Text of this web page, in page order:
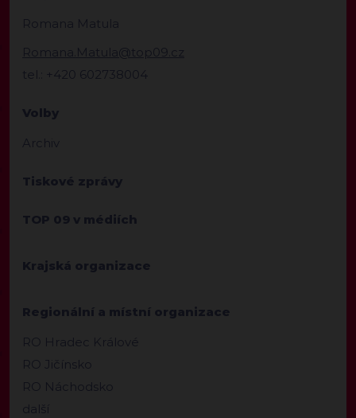
Romana Matula
Romana.Matula@top09.cz
tel.: +420 602738004
Volby
Archiv
Tiskové zprávy
TOP 09 v médiích
Krajská organizace
Regionální a místní organizace
RO Hradec Králové
RO Jičínsko
RO Náchodsko
další